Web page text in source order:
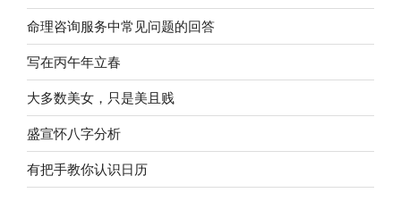
命理咨询服务中常见问题的回答
写在丙午年立春
大多数美女，只是美且贱
盛宣怀八字分析
有把手教你认识日历